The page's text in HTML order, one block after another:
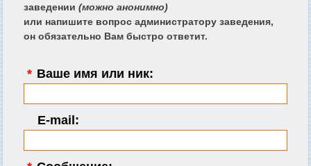
заведении (можно анонимно)
или напишите вопрос администратору заведения,
он обязательно Вам быстро ответит.
* Ваше имя или ник:
E-mail: